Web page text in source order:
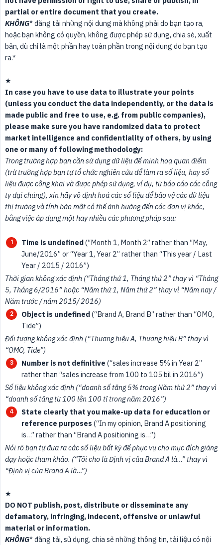
partial or entire document that you create.
KHÔNG* đăng tải những nội dung mà không phải do bạn tạo ra,
hoặc bạn không có quyền, không được phép sử dụng, chia sẻ, xuất
bản, dù chỉ là một phần hay toàn phần trong nội dung do bạn tạo
ra.*
★
In case you have to use data to illustrate your points
(unless you conduct the data independently, or the data is
made public and free to use, e.g. from public companies),
please make sure you have randomized data to protect
market intelligence and confidentiality of others, by using
one or many of following methodology:
Trong trường hợp bạn cần sử dụng dữ liệu để minh hoạ quan điểm
(trừ trường hợp bạn tự tổ chức nghiên cứu để làm ra số liệu, hay số
liệu được công khai và được phép sử dụng, ví dụ, từ báo cáo các công
ty đại chúng), xin hãy vô định hoá các số liệu để bảo vệ các dữ liệu
thị trường và tính bảo mật có thể ảnh hưởng đến các đơn vị khác,
bằng việc áp dụng một hay nhiều các phương pháp sau:
Time is undefined(“Month 1, Month 2” rather than “May,
June/2016” or “Year 1, Year 2” rather than “This year / Last
Year / 2015 / 2016”)
Thời gian không xác định (“Tháng thứ 1, Tháng thứ 2” thay vì “Tháng
5, Tháng 6/2016” hoặc “Năm thứ 1, Năm thứ 2” thay vì “Năm nay /
Năm trước / năm 2015/ 2016)
Object is undefined(“Brand A, Brand B” rather than “OMO,
Tide”)
Đối tượng không xác định (“Thương hiệu A, Thương hiệu B” thay vì
“OMO, Tide”)
Number is not definitive (“sales increase 5% in Year 2”
rather than “sales increase from 100 to 105 bil in 2016”)
Số liệu không xác định (“doanh số tăng 5% trong Năm thứ 2” thay vì
“doanh số tăng từ 100 lên 100 tỉ trong năm 2016”)
State clearly that you make-up data for education or
reference purposes (“In my opinion, Brand A positioning
is…” rather than “Brand A positioning is…”)
Nói rõ bạn tự đưa ra các số liệu bất kỳ để phục vụ cho mục đích giảng
dạy hoặc tham khảo. (“Tôi cho là Định vị của Brand A là…” thay vì
“Định vị của Brand A là…”)
★
DO NOT publish, post, distribute or disseminate any
defamatory, infringing, indecent, offensive or unlawful
material or information.
KHÔNG* đăng tải, sử dụng, chia sẻ những thông tin, tài liệu có nội